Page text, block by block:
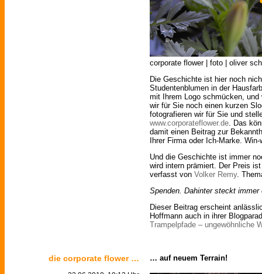
corporate flower | foto | oliver
Die Geschichte ist hier noch
Studentenblumen in der
mit Ihrem Logo schmücken,
wir für Sie noch einen kurzen
fotografieren wir für Sie und
www.corporateflower.de. Das
damit einen Beitrag zur
Ihrer Firma oder Ich-Marke.
Und die Geschichte ist immer
wird intern prämiert. Der Preis
verfasst von Volker Remy.
Spenden. Dahinter steckt immer
Dieser Beitrag erscheint
Hoffmann auch in ihrer
Trampelpfade – ungewöhnliche
die corporate flower … … auf neuem Terrain!